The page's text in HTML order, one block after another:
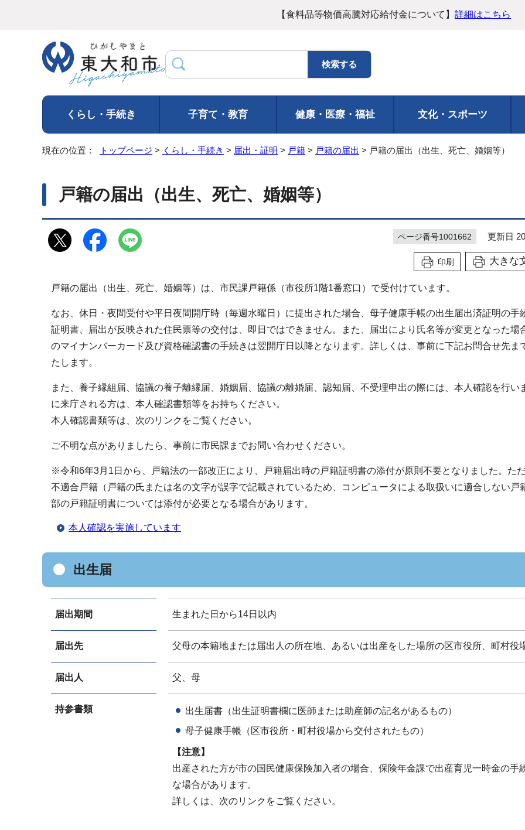
【食料品等物価高騰対応給付金について】 詳細はこちら
くらし・手続き 子育て・教育 健康・医療・福祉 文化・スポーツ
現在の位置： トップページ > くらし・手続き > 届出・証明 > 戸籍 > 戸籍の届出 > 戸籍の届出（出生、死亡、婚姻等）
戸籍の届出（出生、死亡、婚姻等）
ページ番号1001662 更新日
印刷 大きな
戸籍の届出（出生、死亡、婚姻等）は、市民課戸籍係（市役所1階1番窓口）で受付けています。
なお、休日・夜間受付や平日夜間開庁時（毎週水曜日）に提出された場合、母子健康手帳の出生届出済証明の手
証明書、届出が反映された住民票等の交付は、即日ではできません。また、届出により氏名等が変更となった場
のマイナンバーカード及び資格確認書の手続きは翌開庁日以降となります。詳しくは、事前に下記お問合せ先ま
たします。
また、養子縁組届、協議の養子離縁届、婚姻届、協議の離婚届、認知届、不受理申出の際には、本人確認を行い
に来庁される方は、本人確認書類等をお持ちください。
本人確認書類等は、次のリンクをご覧ください。
ご不明な点がありましたら、事前に市民課までお問い合わせください。
※令和6年3月1日から、戸籍法の一部改正により、戸籍届出時の戸籍証明書の添付が原則不要となりました。た
不適合戸籍（戸籍の氏または名の文字が誤字で記載されているため、コンピュータによる取扱いに適合しない戸
部の戸籍証明書については添付が必要となる場合があります。
本人確認を実施しています
出生届
届出期間 生まれた日から14日以内
届出先 父母の本籍地または届出人の所在地、あるいは出産をした場所の区市役所、町村役
届出人 父、母
持参書類
出生届書（出生証明書欄に医師または助産師の記名があるもの）
母子健康手帳（区市役所・町村役場から交付されたもの）
【注意】
出産された方が市の国民健康保険加入者の場合、保険年金課で出産育児一時金の手
な場合があります。
詳しくは、次のリンクをご覧ください。